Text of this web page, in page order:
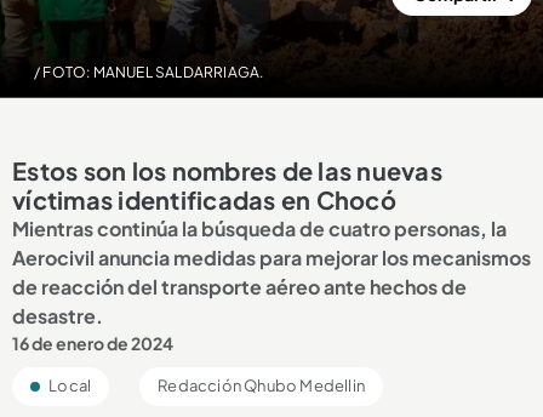
/ FOTO: MANUEL SALDARRIAGA.
Estos son los nombres de las nuevas
víctimas identificadas en Chocó
Mientras continúa la búsqueda de cuatro personas, la
Aerocivil anuncia medidas para mejorar los mecanismos
de reacción del transporte aéreo ante hechos de
desastre.
16 de enero de 2024
Local Redacción Qhubo Medellin